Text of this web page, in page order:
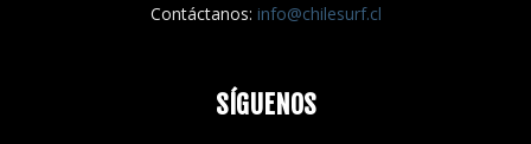
Contáctanos: info@chilesurf.cl
SÍGUENOS